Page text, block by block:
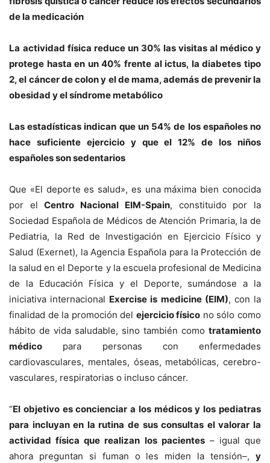
de la medicación
La actividad física reduce un 30% las visitas al médico y
protege hasta en un 40% frente al ictus, la diabetes tipo
2, el cáncer de colon y el de mama, además de prevenir la
obesidad y el síndrome metabólico
Las estadísticas indican que un 54% de los españoles no
hace suficiente ejercicio y que el 12% de los niños
españoles son sedentarios
Que «El deporte es salud», es una máxima bien conocida
por elCentro Nacional EIM-Spain, constituido por la
Sociedad Española de Médicos de Atención Primaria, la de
Pediatria, la Red de Investigación en Ejercicio Físico y
Salud (Exernet), la Agencia Española para la Protección de
la salud en el Deporte y la escuela profesional de Medicina
de la Educación Física y el Deporte, sumándose a la
iniciativa internacional Exercise is medicine (EIM), con la
finalidad de la promoción del ejercicio físico no sólo como
hábito de vida saludable, sino también como tratamiento
médico para personas con enfermedades
cardiovasculares, mentales, óseas, metabólicas, cerebro-
vasculares, respiratorias o incluso cáncer.
“El objetivo es concienciar a los médicos y los pediatras
para incluyan en la rutina de sus consultas el valorar la
actividad física que realizan los pacientes– igual que
ahora preguntan si fuman o les miden la tensión–, y